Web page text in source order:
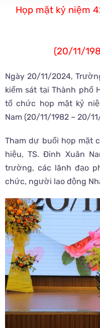
Họp mặt kỷ niệm
(20/11/
Ngày 20/11/2024,
kiểm sát tại Thành phố
tổ chức họp mặt kỷ
Nam (20/11/1982 – 20/
Tham dự buổi họp mặt
hiệu, TS. Đinh Xuân
trường, các lãnh đạo
chức, người lao động